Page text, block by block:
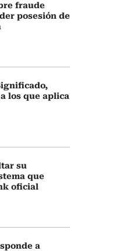
fraude
posesión de
los que aplica
su
que
oficial
a